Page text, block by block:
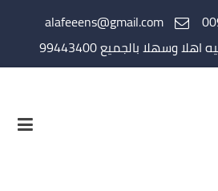
alafeeens@gmail.com
وسهلا بالجميع 99443400